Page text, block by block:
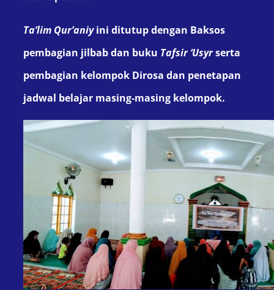
Ta’lim Qur’aniyini ditutup dengan Baksos
pembagian jilbab dan buku Tafsir ‘Usyrserta
pembagian kelompok Dirosa dan penetapan
jadwal belajar masing-masing kelompok.